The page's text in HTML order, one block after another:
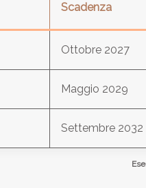
Scadenza
Ottobre 2027
Maggio 2029
Settembre 2032